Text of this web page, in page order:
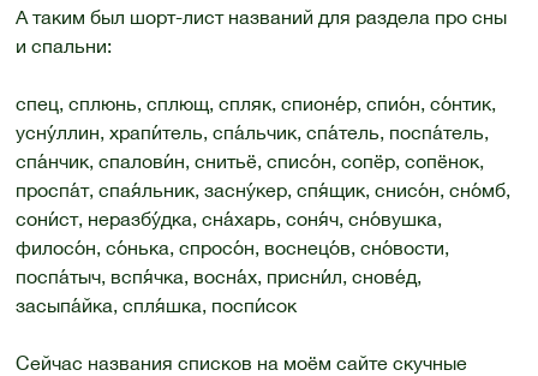
А таким был шорт-лист названий для раздела про сны
и спальни:
спец, сплюнь, сплющ, спляк, спионе́р, спио́н, со́нтик,
усну́ллин, храпи́тель, спа́льчик, спа́тель, поспа́тель,
спа́нчик, спалови́н, снитьё, списо́н, сопёр, сопёнок,
проспа́т, спая́льник, засну́кер, спя́щик, снисо́н, сно́мб,
сони́ст, неразбу́дка, сна́харь, соня́ч, сно́вушка,
филосо́н, со́нька, спросо́н, воснецо́в, сно́вости,
поспа́тыч, вспя́чка, восна́х, присни́л, снове́д,
засыпа́йка, спля́шка, поспи́сок
Сейчас названия списков на моём сайте скучные